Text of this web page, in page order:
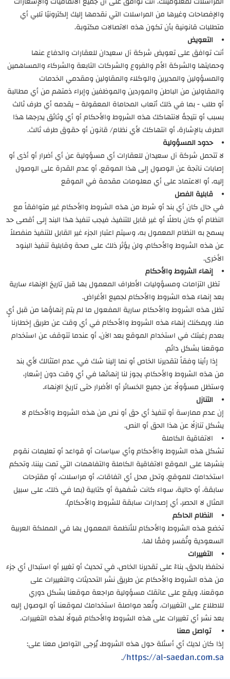
والإفصاحات وغيرها من المراسلات التي نقدمها إليك إلكترونيًا تلبي أي
متطلبات قانونية بأن تكون هذه الاتصالات مكتوبة.
⦁ التعويض
أنت توافق على تعويض شركة آل سعيدان للعقارات والدفاع عنها
وحمايتها والشركة الأم والفروع والشركات التابعة والشركاء والمساهمين
والمسؤولين والمديرين والوكلاء والمقاولين ومقدمي الخدمات
والمقاولين من الباطن والموردين والموظفين وإبراء ذمتهم من أي مطالبة
أو طلب - بما في ذلك أتعاب المحاماة المعقولة – يقدمه أي طرف ثالث
بسبب أو نتيجةً لانتهاكك هذه الشروط والأحكام أو أي وثائق يدرجها هذا
الطرف بالإشارة، أو انتهاكك لأي نظام/ قانون أو حقوق طرف ثالث.
⦁ حدود المسؤولية
لا تتحمل شركة آل سعيدان للعقارات أي مسؤولية عن أي أضرار أو أذى أو
إصابات ناتجة عن الوصول إلى هذا الموقع، أو عدم القدرة على الوصول
إليه، أو الاعتماد على أي معلومات مقدمة في الموقع
⦁ قابلية الفصل
في حال كان أي بند أو شرط من هذه الشروط والأحكام غير متوافقاً مع
النظام أو كان باطلًا أو غير قابل للتنفيذ، فيجب تنفيذ هذا البند إلى أقصى حد
يسمح به النظام المعمول به، وسيتم اعتبار الجزء غير القابل للتنفيذ منفصلاً
عن هذه الشروط والأحكام، ولن يؤثر ذلك على صحة وقابلية تنفيذ البنود
الأخرى.
⦁ إنهاء الشروط والأحكام
تظل التزامات ومسؤوليات الأطراف المعمول بها قبل تاريخ الإنهاء سارية
بعد إنهاء هذه الشروط والأحكام لجميع الأغراض.
تظل هذه الشروط والأحكام سارية المفعول ما لم يتم إنهاؤها من قبل أيٍ
منا. ويمكنك إنهاء هذه الشروط والأحكام في أي وقت عن طريق إخطارنا
بعدم رغبتك في استخدام الموقع بعد الآن، أو عندما تتوقف عن استخدام
موقعنا بشكل دائم.
إذا رأينا وفقاً لتقديرنا الخاص أو نما إلينا شك في، عدم امتثالك لأي بند
من هذه الشروط والأحكام، يجوز لنا إنهائها في أي وقت دون إشعار،
وستظل مسؤولًا عن جميع الخسائر أو الأضرار حتى تاريخ الإنهاء.
⦁ التنازل
إن عدم ممارسة أو تنفيذ أي حق أو نص من هذه الشروط والأحكام لا
يشكل تنازلًا عن هذا الحق أو النص.
⦁ الاتفاقية الكاملة
تشكل هذه الشروط والأحكام وأي سياسات أو قواعد أو تعليمات نقوم
بنشرها على الموقع الاتفاقية الكاملة والتفاهمات التي تمت بيننا، وتحكم
استخدامك للموقع، وتحل محل أي اتفاقات، أو مراسلات، أو مقترحات
سابقة، أو حالية، سواء كانت شفهية أو كتابية (بما في ذلك، على سبيل
المثال لا الحصر، أي إصدارات سابقة للشروط والأحكام).
⦁ النظام الحاكم
تخضع هذه الشروط والأحكام للأنظمة المعمول بها في المملكة العربية
السعودية وتُفسر وفقًا لها.
⦁ التغييرات
نحتفظ بالحق، بناءً على تقديرنا الخاص، في تحديث أو تغيير أو استبدال أي جزء
من هذه الشروط والأحكام عن طريق نشر التحديثات والتغييرات على
موقعنا، ويقع على عاتقك مسؤولية مراجعة موقعنا بشكل دوري
للاطلاع على التغييرات. وتُعد مواصلة استخدامك لموقعنا أو الوصول إليه
بعد نشر أي تغييرات على هذه الشروط والأحكام قبولًا لهذه التغييرات.
⦁ تواصل معنا
إذا كان لديك أي أسئلة حول هذه الشروط، يُرجى التواصل معنا على:
https://al-saedan.com.sa/
.